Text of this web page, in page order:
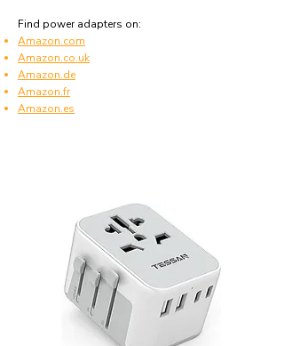
Find power adapters on:
Amazon.com
Amazon.co.uk
Amazon.de
Amazon.fr
Amazon.es